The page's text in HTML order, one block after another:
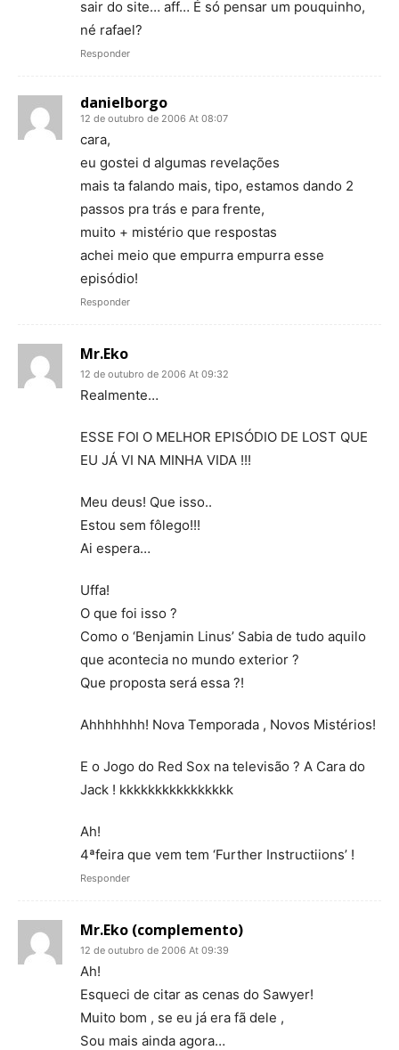
sair do site… aff… É só pensar um pouquinho,
né rafael?
Responder
danielborgo
12 de outubro de 2006 At 08:07
cara,
eu gostei d algumas revelações
mais ta falando mais, tipo, estamos dando 2
passos pra trás e para frente,
muito + mistério que respostas
achei meio que empurra empurra esse
episódio!
Responder
Mr.Eko
12 de outubro de 2006 At 09:32
Realmente…
ESSE FOI O MELHOR EPISÓDIO DE LOST QUE
EU JÁ VI NA MINHA VIDA !!!
Meu deus! Que isso..
Estou sem fôlego!!!
Ai espera…
Uffa!
O que foi isso ?
Como o ‘Benjamin Linus’ Sabia de tudo aquilo
que acontecia no mundo exterior ?
Que proposta será essa ?!
Ahhhhhhh! Nova Temporada , Novos Mistérios!
E o Jogo do Red Sox na televisão ? A Cara do
Jack ! kkkkkkkkkkkkkkkk
Ah!
4ªfeira que vem tem ‘Further Instructiions’ !
Responder
Mr.Eko (complemento)
12 de outubro de 2006 At 09:39
Ah!
Esqueci de citar as cenas do Sawyer!
Muito bom , se eu já era fã dele ,
Sou mais ainda agora…